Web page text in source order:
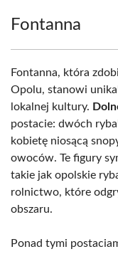
Fontanna
Fontanna, która
Opolu, stanowi
lokalnej kultury.
postacie: dwóch
kobietę niosącą
owoców. Te figury
takie jak opolskie
rolnictwo, które
obszaru.
Ponad tymi